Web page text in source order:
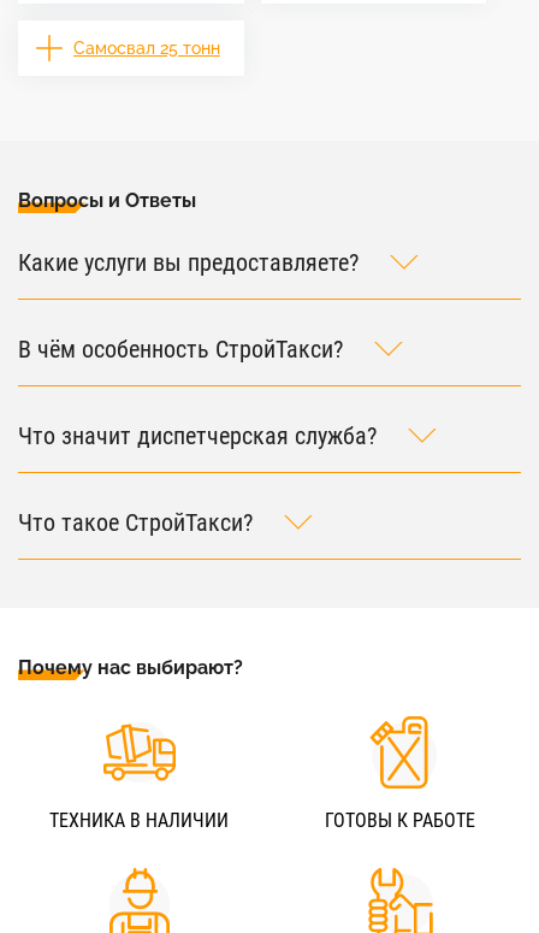
Самосвал 25 тонн
Вопросы и Ответы
Какие услуги вы предоставляете?
В чём особенность СтройТакси?
Что значит диспетчерская служба?
Что такое СтройТакси?
Почему нас выбирают?
ТЕХНИКА В НАЛИЧИИ ГОТОВЫ К РАБОТЕ